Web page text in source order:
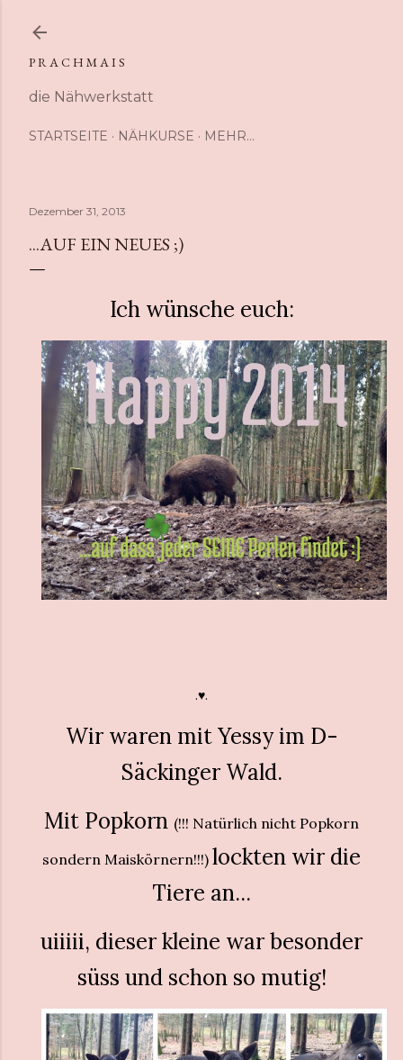
P R A C H M A I S
die Nähwerkstatt
STARTSEITE NÄHKURSE MEHR…
Dezember 31, 2013
...AUF EIN NEUES ;)
Ich wünsche euch:
.♥︎.
Wir waren mit Yessy im D-
Säckinger Wald.
Mit Popkorn (!!! Natürlich nicht Popkorn
sondern Maiskörnern!!!) lockten wir die
Tiere an...
uiiiii, dieser kleine war besonder
süss und schon so mutig!